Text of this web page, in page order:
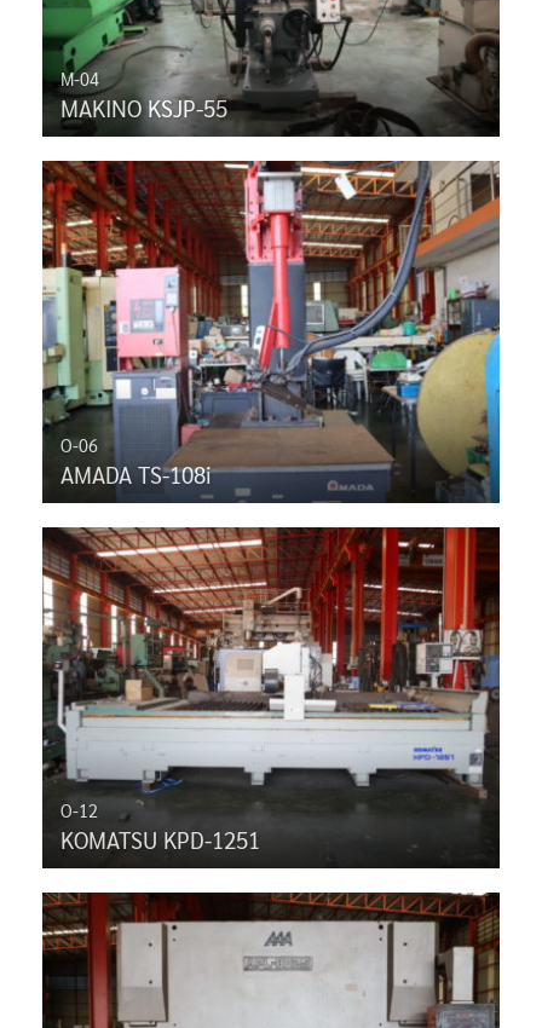
M-04
MAKINO KSJP-55
O-06
AMADA TS-108i
O-12
KOMATSU KPD-1251